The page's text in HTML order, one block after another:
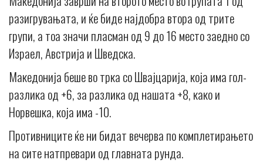
разигрувањата, и ќе биде најдобра втора од трите
групи, а тоа значи пласман од 9 до 16 место заедно со
Израел, Австрија и Шведска.
Македонија беше во трка со Швајцарија, која има гол-
разлика од +6, за разлика од нашата +8, како и
Норвешка, која има -10.
Противниците ќе ни бидат вечерва по комплетирањето
на сите натпревари од главната рунда.